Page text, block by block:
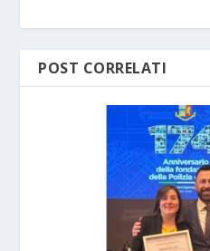
POST CORRELATI